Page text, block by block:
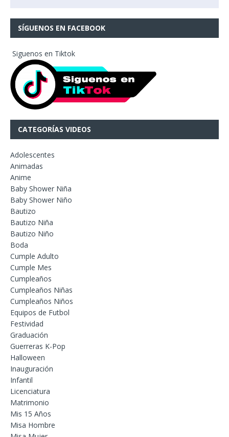
SÍGUENOS EN FACEBOOK
Siguenos en Tiktok
CATEGORÍAS VIDEOS
Adolescentes
Animadas
Anime
Baby Shower Niña
Baby Shower Niño
Bautizo
Bautizo Niña
Bautizo Niño
Boda
Cumple Adulto
Cumple Mes
Cumpleaños
Cumpleaños Niñas
Cumpleaños Niños
Equipos de Futbol
Festividad
Graduación
Guerreras K-Pop
Halloween
Inauguración
Infantil
Licenciatura
Matrimonio
Mis 15 Años
Misa Hombre